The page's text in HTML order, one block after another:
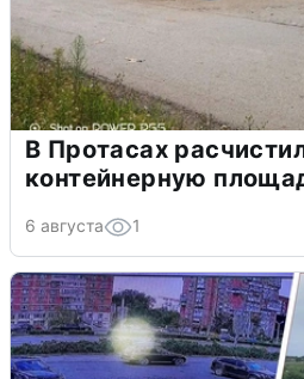
В Протасах
контейнерную
6 августа 1